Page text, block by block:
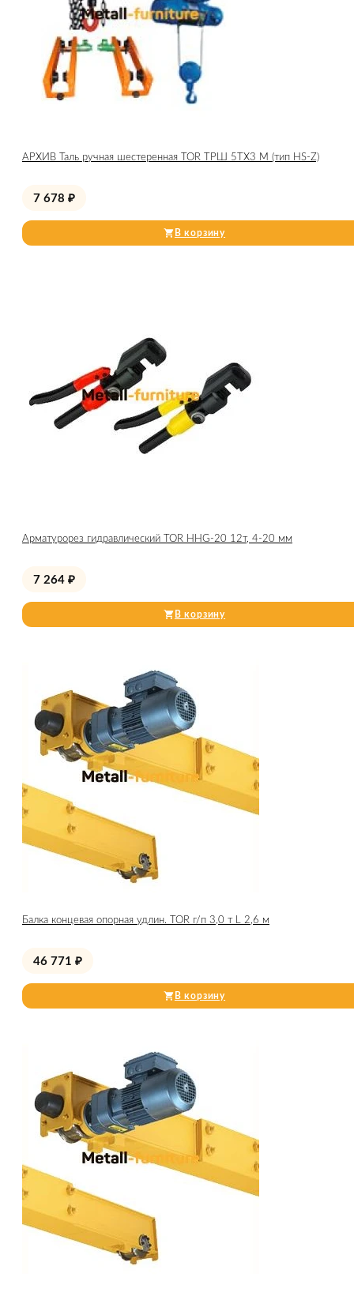
АРХИВ Таль ручная шестеренная TOR ТРШ 5ТХ3 М (тип HS-Z)
7 678 ₽
В корзину
Арматурорез гидравлический TOR HHG-20 12т, 4-20 мм
7 264 ₽
В корзину
Балка концевая опорная удлин. TOR г/п 3,0 т L 2,6 м
46 771 ₽
В корзину